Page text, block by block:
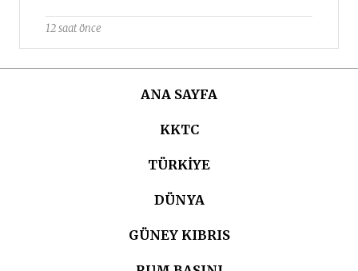
12 saat önce
ANA SAYFA
KKTC
TÜRKIYE
DÜNYA
GÜNEY KIBRIS